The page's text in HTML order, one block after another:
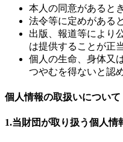
本人の同意があるとき
法令等に定めがある
出版、報道等により
は提供することが正
個人の生命、身体又
つやむを得ないと認
個人情報の取扱いについて
1.当財団が取り扱う個人情